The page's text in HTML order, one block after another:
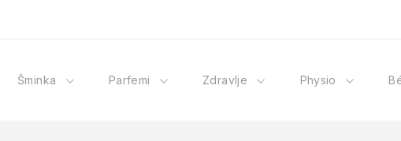
Šminka Parfemi Zdravlje Physio